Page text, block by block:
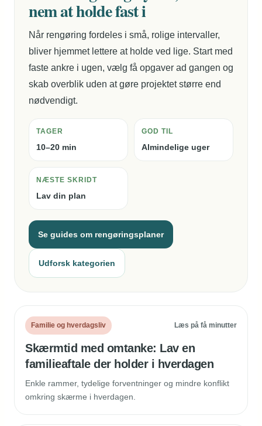
nem at holde fast i
Når rengøring fordeles i små, rolige intervaller,
bliver hjemmet lettere at holde ved lige. Start med
faste ankre i ugen, vælg få opgaver ad gangen og
skab overblik uden at gøre projektet større end
nødvendigt.
TAGER
10–20 min
GOD TIL
Almindelige uger
NÆSTE SKRIDT
Lav din plan
Se guides om rengøringsplaner
Udforsk kategorien
Familie og hverdagsliv Læs på få minutter
Skærmtid med omtanke: Lav en
familieaftale der holder i hverdagen
Enkle rammer, tydelige forventninger og mindre konflikt
omkring skærme i hverdagen.